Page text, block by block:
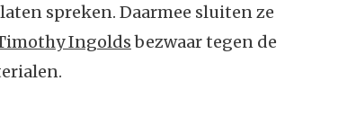
spreken. Daarmee sluiten ze
Ingoldsbezwaar tegen de